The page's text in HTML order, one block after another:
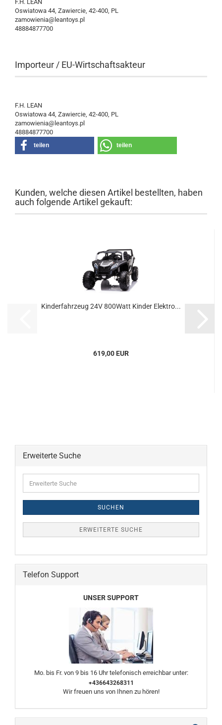
F.H. LEAN
Oswiatowa 44, Zawiercie, 42-400, PL
zamowienia@leantoys.pl
48884877700
Importeur / EU-Wirtschaftsakteur
F.H. LEAN
Oswiatowa 44, Zawiercie, 42-400, PL
zamowienia@leantoys.pl
48884877700
teilen teilen
Kunden, welche diesen Artikel bestellten, haben
auch folgende Artikel gekauft:
Kinderfahrzeug 24V 800Watt Kinder Elektro...
619,00 EUR
Erweiterte Suche
Suche
SUCHEN
ERWEITERTE SUCHE
Telefon Support
UNSER SUPPORT
Mo. bis Fr. von 9 bis 16 Uhr telefonisch erreichbar unter:
+436643268311
Wir freuen uns von Ihnen zu hören!